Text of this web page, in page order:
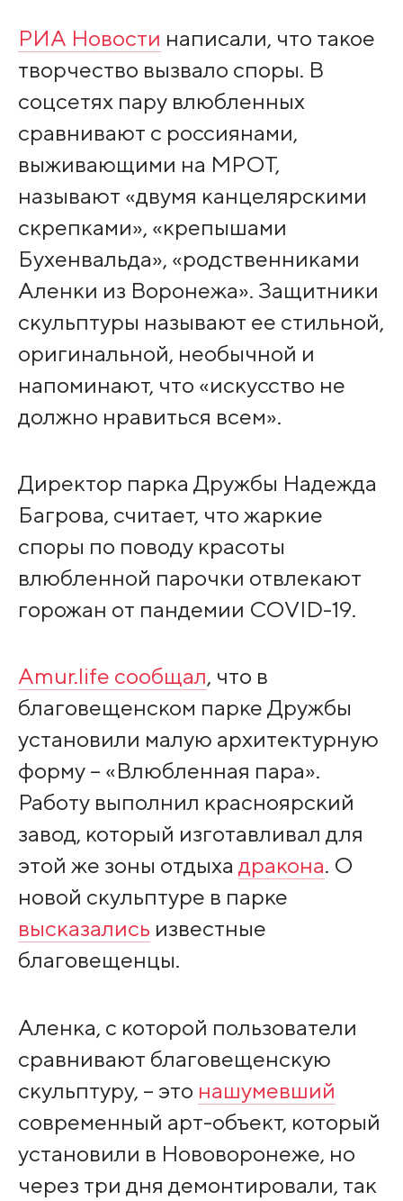
РИА Новости написали, что такое
творчество вызвало споры. В
соцсетях пару влюбленных
сравнивают с россиянами,
выживающими на МРОТ,
называют «двумя канцелярскими
скрепками», «крепышами
Бухенвальда», «родственниками
Аленки из Воронежа». Защитники
скульптуры называют ее стильной,
оригинальной, необычной и
напоминают, что «искусство не
должно нравиться всем».
Директор парка Дружбы Надежда
Багрова, считает, что жаркие
споры по поводу красоты
влюбленной парочки отвлекают
горожан от пандемии COVID-19.
Amur.life сообщал, что в
благовещенском парке Дружбы
установили малую архитектурную
форму – «Влюбленная пара».
Работу выполнил красноярский
завод, который изготавливал для
этой же зоны отдыха дракона. О
новой скульптуре в парке
высказались известные
благовещенцы.
Аленка, с которой пользователи
сравнивают благовещенскую
скульптуру, – это нашумевший
современный арт-объект, который
установили в Нововоронеже, но
через три дня демонтировали, так